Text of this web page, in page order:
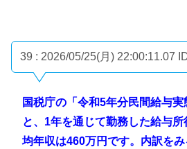
39 : 2026/05/25(月) 22:00:11.07
国税庁の「令和5年分民間給与
と、1年を通じて勤務した給与
均年収は460万円です。内訳を